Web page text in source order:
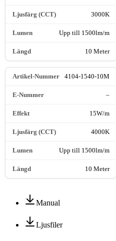
3000K
Upp till 1500lm/m
10 Meter
4104-1540-10M
–
15W/m
4000K
Upp till 1500lm/m
10 Meter
Manual
Ljusfiler